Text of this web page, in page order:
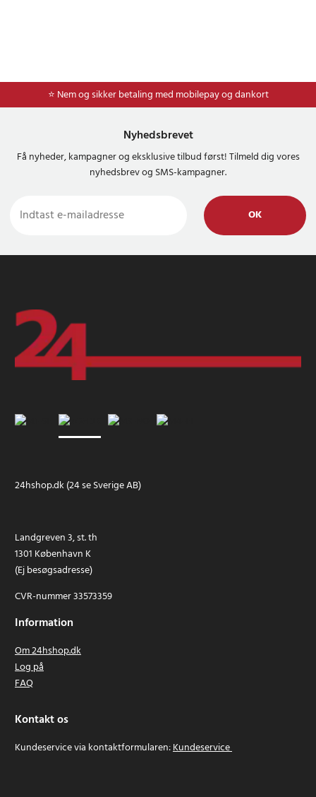
⭐ Nem og sikker betaling med mobilepay og dankort
Nyhedsbrevet
Få nyheder, kampagner og eksklusive tilbud først! Tilmeld dig vores
nyhedsbrev og SMS-kampagner.
OK
24hshop.dk (24 se Sverige AB)
Landgreven 3, st. th
1301 København K
(Ej besøgsadresse)
CVR-nummer 33573359
Information
Om 24hshop.dk
Log på
FAQ
Kontakt os
Kundeservice via kontaktformularen:Kundeservice